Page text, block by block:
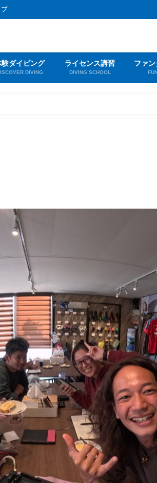
験ダイビング
DIVING
ライセンス講習
DIVING SCHOOL
ファ